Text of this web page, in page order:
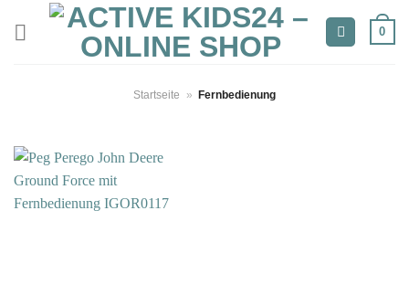
0
Startseite » Fernbedienung